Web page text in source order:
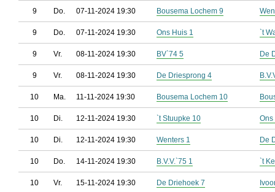
9 Do. 07-11-2024 19:30 Bousema Lochem 9
9 Do. 07-11-2024 19:30 Ons Huis 1 `t
9 Vr. 08-11-2024 19:30 BV`74 5 De
9 Vr. 08-11-2024 19:30 De Driesprong 4
10 Ma. 11-11-2024 19:30 Bousema Lochem 10
10 Di. 12-11-2024 19:30 `t Stuupke 10 Ons
10 Di. 12-11-2024 19:30 Wenters 1 De
10 Do. 14-11-2024 19:30 B.V.V.`75 1 `t
10 Vr. 15-11-2024 19:30 De Driehoek 7